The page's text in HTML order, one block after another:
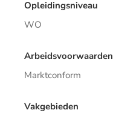
Opleidingsniveau
WO
Arbeidsvoorwaarden
Marktconform
Vakgebieden